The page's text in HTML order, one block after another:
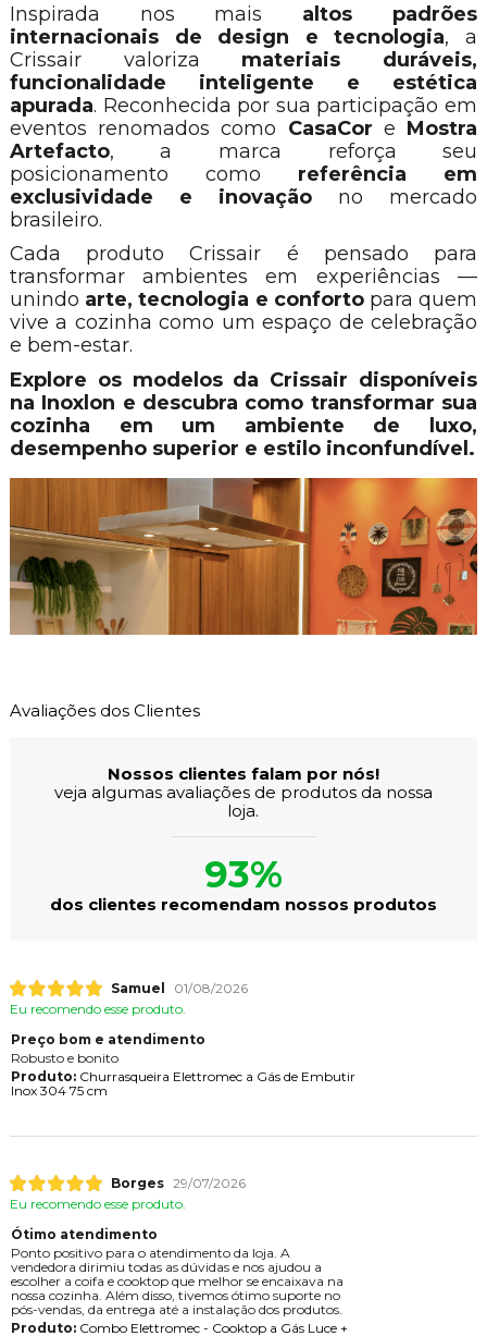
Inspirada nos mais altos padrões
internacionais de design e tecnologia, a
Crissair valoriza materiais duráveis,
funcionalidade inteligente e estética
apurada. Reconhecida por sua participação em
eventos renomados como CasaCor e Mostra
Artefacto, a marca reforça seu
posicionamento como referência em
exclusividade e inovação no mercado
brasileiro.
Cada produto Crissair é pensado para
transformar ambientes em experiências —
unindo arte, tecnologia e confortopara quem
vive a cozinha como um espaço de celebração
e bem-estar.
Explore os modelos da Crissair disponíveis
na Inoxlon e descubra como transformar sua
cozinha em um ambiente de luxo,
desempenho superior e estilo inconfundível.
Avaliações dos Clientes
Nossos clientes falam por nós!
veja algumas avaliações de produtos da nossa
loja.
93%
dos clientes recomendam nossos produtos
Samuel
01/08/2026
Eu recomendo esse produto.
Preço bom e atendimento
Robusto e bonito
Produto:Churrasqueira Elettromec a Gás de Embutir
Inox 304 75 cm
Borges 29/07/2026
Eu recomendo esse produto.
Ótimo atendimento
Ponto positivo para o atendimento da loja. A
vendedora dirimiu todas as dúvidas e nos ajudou a
escolher a coifa e cooktop que melhor se encaixava na
nossa cozinha. Além disso, tivemos ótimo suporte no
pós-vendas, da entrega até a instalação dos produtos.
Produto:Combo Elettromec - Cooktop a Gás Luce +